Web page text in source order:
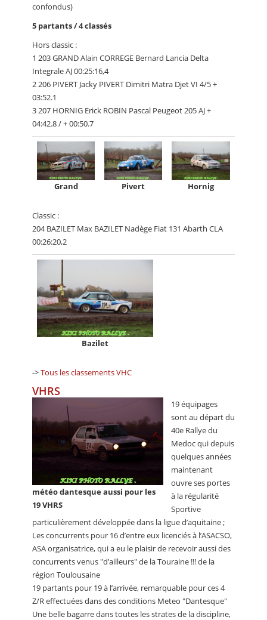
confondus)
5 partants / 4 classés
Hors classic :
1 203 GRAND Alain CORREGE Bernard Lancia Delta
Integrale AJ 00:25:16,4
2 206 PIVERT Jacky PIVERT Dimitri Matra Djet VI 4/5 +
03:52.1
3 207 HORNIG Erick ROBIN Pascal Peugeot 205 AJ +
04:42.8 / + 00:50.7
Grand Pivert Hornig
Classic :
204 BAZILET Max BAZILET Nadège Fiat 131 Abarth CLA
00:26:20,2
Bazilet
->Tous les classements VHC
VHRS
météo dantesque aussi pour les
19 VHRS
19 équipages
sont au départ du
40e Rallye du
Medoc qui depuis
quelques années
maintenant
ouvre ses portes
à la régularité
Sportive
particulièrement développée dans la ligue d’aquitaine ;
Les concurrents pour 16 d’entre eux licenciés à l’ASACSO,
ASA organisatrice, qui a eu le plaisir de recevoir aussi des
concurrents venus "d’ailleurs" de la Touraine !!! de la
région Toulousaine
19 partants pour 19 à l’arrivée, remarquable pour ces 4
Z/R effectuées dans des conditions Meteo "Dantesque"
Une belle bagarre dans toutes les strates de la discipline,